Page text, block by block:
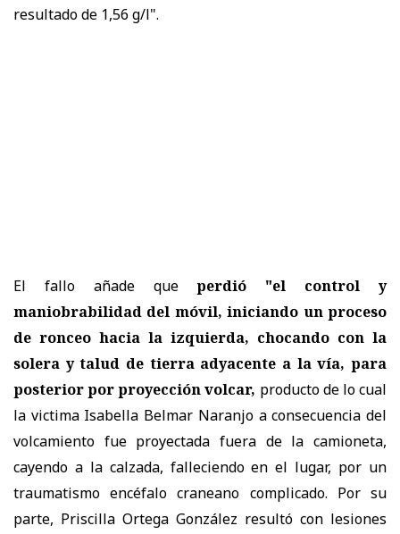
resultado de 1,56 g/l".
El fallo añade queperdió "el control y
maniobrabilidad del móvil, iniciando un proceso
de ronceo hacia la izquierda, chocando con la
solera y talud de tierra adyacente a la vía, para
posterior por proyección volcar, producto de lo cual
la victima Isabella Belmar Naranjo a consecuencia del
volcamiento fue proyectada fuera de la camioneta,
cayendo a la calzada, falleciendo en el lugar, por un
traumatismo encéfalo craneano complicado. Por su
parte, Priscilla Ortega González resultó con lesiones